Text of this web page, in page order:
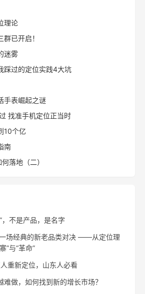
理论
已开启！
迷雾
踩过的定位实践4大坑
手表崛起之谜
找准手机定位正当时
10个亿
南
落地（二）
，不是产品，是名字
场经典的新老品类对决 ——从定位理
”与“革命”
重新定位，山东人必看
做，如何找到新的增长市场？